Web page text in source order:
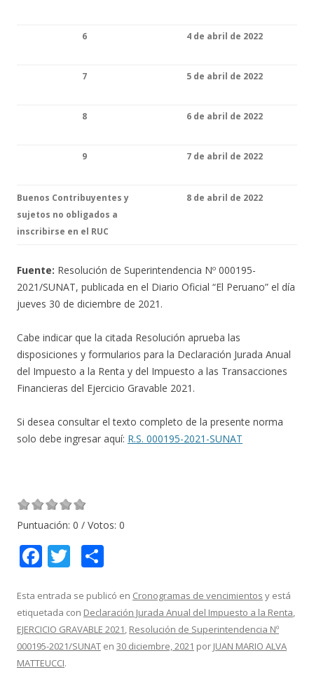
6 4 de abril de 2022
7 5 de abril de 2022
8 6 de abril de 2022
9 7 de abril de 2022
Buenos Contribuyentes y
sujetos no obligados a
inscribirse en el RUC
8 de abril de 2022
Fuente: Resolución de Superintendencia Nº 000195-
2021/SUNAT, publicada en el Diario Oficial “El Peruano” el día
jueves 30 de diciembre de 2021.
Cabe indicar que la citada Resolución aprueba las
disposiciones y formularios para la Declaración Jurada Anual
del Impuesto a la Renta y del Impuesto a las Transacciones
Financieras del Ejercicio Gravable 2021.
Si desea consultar el texto completo de la presente norma
solo debe ingresar aquí: R.S. 000195-2021-SUNAT
Puntuación: 0 / Votos: 0
F
e
b
o
o
T
itt
er
m
p
ar
Esta entrada se publicó en Cronogramas de vencimientos y está
etiquetada con Declaración Jurada Anual del Impuesto a la Renta,
EJERCICIO GRAVABLE 2021, Resolución de Superintendencia Nº
000195-2021/SUNAT en 30 diciembre, 2021 por JUAN MARIO ALVA
MATTEUCCI.